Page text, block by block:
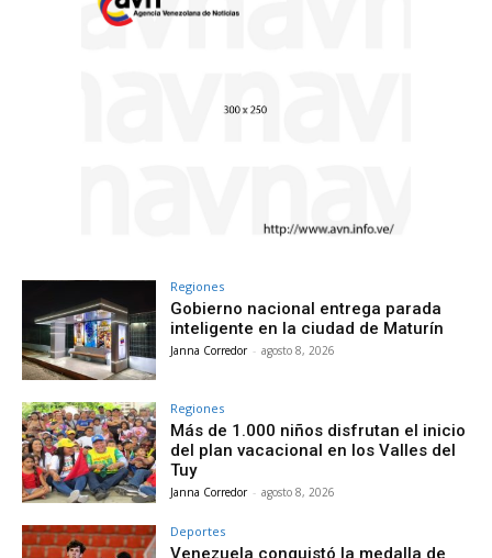
Regiones
Gobierno nacional entrega parada
inteligente en la ciudad de Maturín
Janna Corredor - agosto 8, 2026
Regiones
Más de 1.000 niños disfrutan el inicio
del plan vacacional en los Valles del
Tuy
Janna Corredor - agosto 8, 2026
Deportes
Venezuela conquistó la medalla de